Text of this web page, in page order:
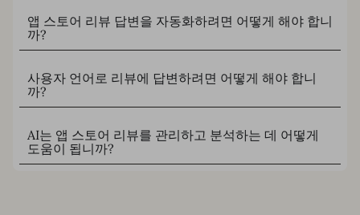
앱 스토어 리뷰 답변을 자동화하려면 어떻게 해야 합니
까?
사용자 언어로 리뷰에 답변하려면 어떻게 해야 합니
까?
AI는 앱 스토어 리뷰를 관리하고 분석하는 데 어떻게
도움이 됩니까?